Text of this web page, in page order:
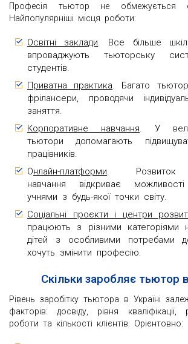
Професія тьютор не обмежується
Найпопулярніші місця роботи:
Освітні заклади. Все більше шкіл
впроваджують тьюторську
студентів.
Приватна практика. Багато
фрілансери, проводячи
заняття.
Корпоративне навчання. У
тьютори допомагають
працівників.
Онлайн-платформи. Розвиток
навчання відкриває
учнями з будь-якої точки світу.
Соціальні проєкти і центри
працюють з різними категоріями
дітей з особливими потребами
хочуть змінити професію.
Скільки заробляє тьютор в
Рівень заробітку тьютора в Україні
факторів: досвіду, рівня кваліфікації,
роботи та кількості клієнтів. Орієнтовно: